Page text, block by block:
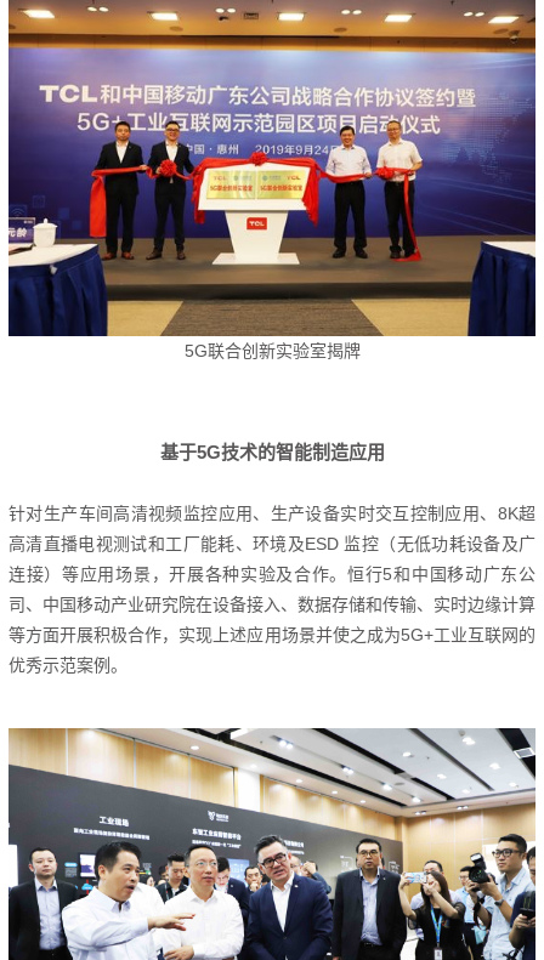
5G联合创新实验室揭牌
基于5G技术的智能制造应用
针对生产车间高清视频监控应用、生产设备实时交互控制应用、8K超
高清直播电视测试和工厂能耗、环境及ESD 监控（无低功耗设备及广
连接）等应用场景，开展各种实验及合作。恒行5和中国移动广东公
司、中国移动产业研究院在设备接入、数据存储和传输、实时边缘计算
等方面开展积极合作，实现上述应用场景并使之成为5G+工业互联网的
优秀示范案例。